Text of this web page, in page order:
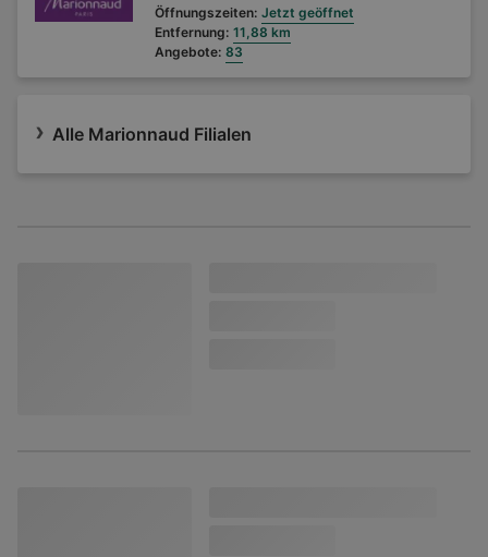
Öffnungszeiten: Jetzt geöffnet
Entfernung: 11,88 km
Angebote: 83
Alle Marionnaud Filialen